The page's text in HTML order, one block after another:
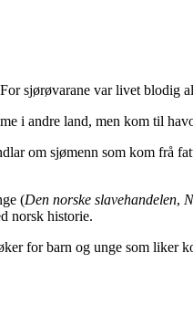
sjørøvarane var livet blodig
i andre land, men kom til
om sjømenn som kom frå
(Den norske slavehandelen,
norsk historie.
for barn og unge som liker